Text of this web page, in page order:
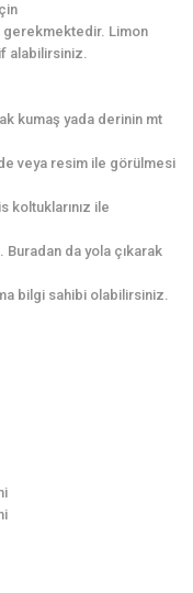
gerekmektedir. Limon
alabilirsiniz.
kumaş yada derinin mt
veya resim ile görülmesi
koltuklarınız ile
Buradan da yola çıkarak
bilgi sahibi olabilirsiniz.